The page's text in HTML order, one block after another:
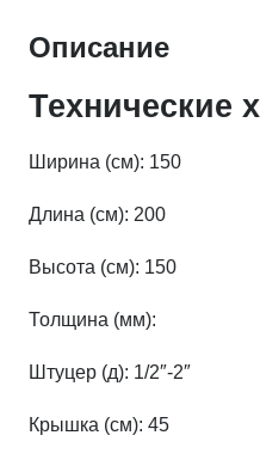
Описание
Технические
Ширина (см): 150
Длина (см): 200
Высота (см): 150
Толщина (мм):
Штуцер (д): 1/2″-2″
Крышка (см): 45